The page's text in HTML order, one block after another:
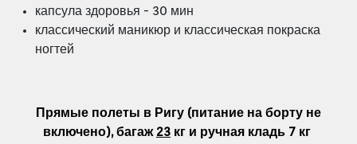
капсула здоровья - 30 мин
классический маникюр и классическая покраска
ногтей
Прямые полеты в Ригу (питание на борту не
включено),багаж 23 кг и ручная кладь 7 кг